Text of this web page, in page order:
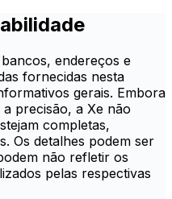
endereços e
fornecidas nesta
gerais. Embora
precisão, a Xe não
completas,
Os detalhes podem ser
não refletir os
pelas respectivas